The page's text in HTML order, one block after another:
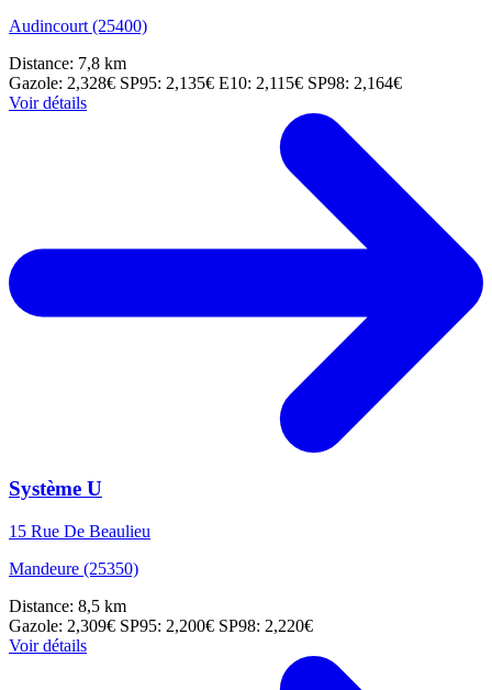
Audincourt (25400)
Distance: 7,8 km
Gazole: 2,328€ SP95: 2,135€ E10: 2,115€ SP98: 2,164€
Voir détails
Système U
15 Rue De Beaulieu
Mandeure (25350)
Distance: 8,5 km
Gazole: 2,309€ SP95: 2,200€ SP98: 2,220€
Voir détails